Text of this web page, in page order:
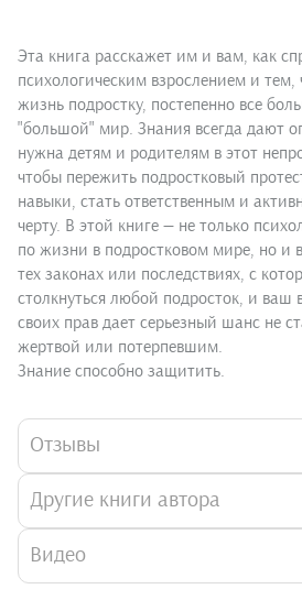
Эта книга расскажет им и вам, как
психологическим взрослением и
жизнь подростку, постепенно все
"большой" мир. Знания всегда дают
нужна детям и родителям в этот
чтобы пережить подростковый
навыки, стать ответственным и
черту. В этой книге — не только
по жизни в подростковом мире, но и
тех законах или последствиях, с
столкнуться любой подросток, и ваш
своих прав дает серьезный шанс не
жертвой или потерпевшим.
Знание способно защитить.
Отзывы
Другие книги автора
Видео